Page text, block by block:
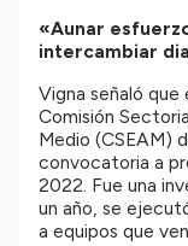
«Aunar
intercambiar
Vigna señaló
Comisión
Medio (CSEAM)
convocatoria a
2022. Fue una
un año, se
a equipos que